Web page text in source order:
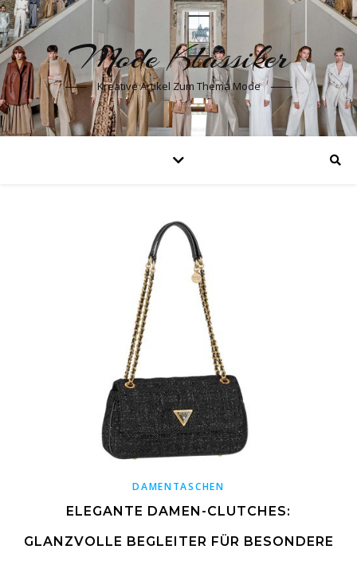
Mode Klassiker
Kreative Artikel Zum Thema Mode
DAMENTASCHEN
ELEGANTE DAMEN-CLUTCHES:
GLANZVOLLE BEGLEITER FÜR BESONDERE